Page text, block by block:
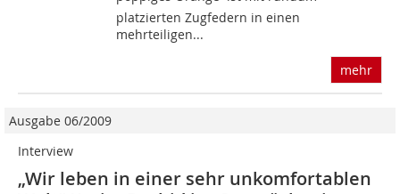
platzierten Zugfedern in einen
mehrteiligen...
mehr
Ausgabe 06/2009
Interview
„Wir leben in einer sehr unkomfortablen